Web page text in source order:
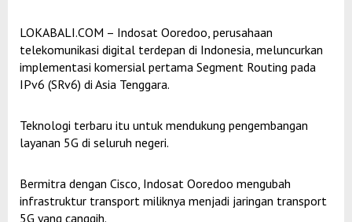
LOKABALI.COM – Indosat Ooredoo, perusahaan
telekomunikasi digital terdepan di Indonesia, meluncurkan
implementasi komersial pertama Segment Routing pada
IPv6 (SRv6) di Asia Tenggara.
Teknologi terbaru itu untuk mendukung pengembangan
layanan 5G di seluruh negeri.
Bermitra dengan Cisco, Indosat Ooredoo mengubah
infrastruktur transport miliknya menjadi jaringan transport
5G yang canggih.